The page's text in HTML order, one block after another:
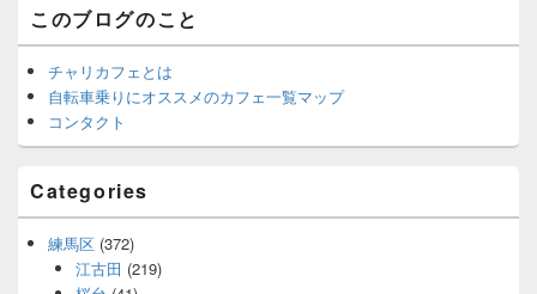
このブログのこと
チャリカフェとは
自転車乗りにオススメのカフェ一覧マップ
コンタクト
Categories
練馬区 (372)
江古田 (219)